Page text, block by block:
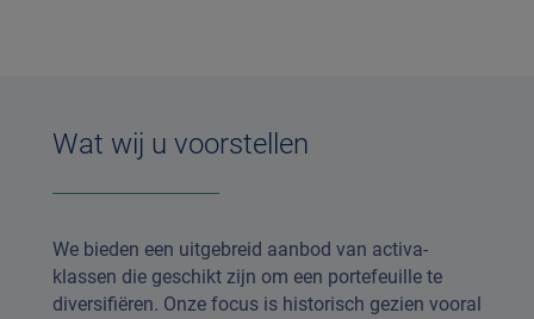
Wat wij u voorstellen
We bieden een uitgebreid aanbod van activa-
klassen die geschikt zijn om een portefeuille te
diversifiëren. Onze focus is historisch gezien vooral